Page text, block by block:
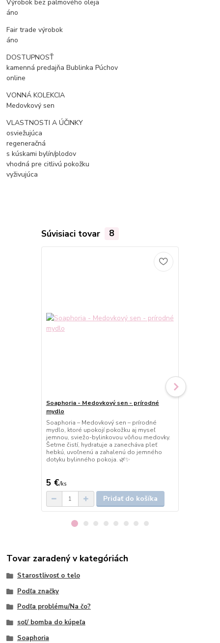
Výrobok bez palmového oleja
áno
Fair trade výrobok
áno
DOSTUPNOSŤ
kamenná predajňa Bublinka Púchov
online
VONNÁ KOLEKCIA
Medovkový sen
VLASTNOSTI A ÚČINKY
osviežujúca
regeneračná
s kúskami bylín/plodov
vhodná pre citlivú pokožku
vyživujúca
Súvisiaci tovar 8
Soaphoria - Medovkový sen - prírodné
mydlo
Soaphoria – Medovkový sen – prírodné
mydlo, ktoré upokojí pokožku aj myseľ
jemnou, sviežo-bylinkovou vôňou medovky.
Šetrne čistí, hydratuje a zanecháva pleť
hebkú, uvoľnenú a zahalenú do jemného
dotyku bylinného pokoja. 🌿✨
5 €/ks
Pridať do košíka
Tovar zaradený v kategóriách
Starostlivosť o telo
Podľa značky
Podľa problému/Na čo?
soľ/ bomba do kúpeľa
Soaphoria